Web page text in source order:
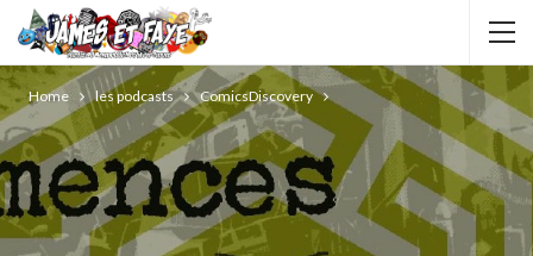
Home les podcasts ComicsDiscovery